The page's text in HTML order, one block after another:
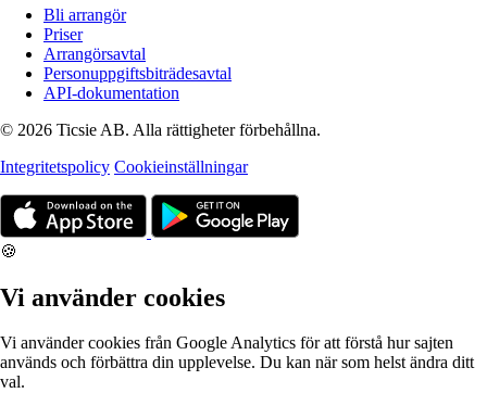
Bli arrangör
Priser
Arrangörsavtal
Personuppgiftsbiträdesavtal
API-dokumentation
© 2026 Ticsie AB. Alla rättigheter förbehållna.
Integritetspolicy Cookieinställningar
🍪
Vi använder cookies
Vi använder cookies från Google Analytics för att förstå hur sajten
används och förbättra din upplevelse. Du kan när som helst ändra ditt
val.